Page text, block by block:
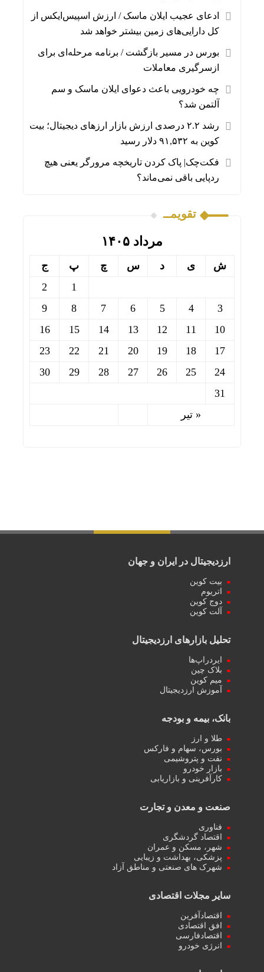
ادعای عجیب ایلان ماسک / ارزش اسپیس‌ایکس از
کل دارایی‌های زمین بیشتر خواهد شد
بورس در مسیر بازگشت / برنامه مرحله‌ای برای
ازسرگیری معاملات
چه خودرویی باعث دعوای ایلان ماسک و سم
آلتمن شد؟
رشد ۲.۲ درصدی ارزش بازار ارزهای دیجیتال؛ بیت‌
کوین به ۹۱,۵۳۲ دلار رسید
فکت‌چک| پاک کردن تاریخچه مرورگر یعنی هیچ
ردپایی باقی نمی‌ماند؟
تقویمــ
مرداد ۱۴۰۵
ش ی د س چ پ ج
« تیر
1
2
3
4
5
6
7
8
9
10
11
12
13
14
15
16
17
18
19
20
21
22
23
24
25
26
27
28
29
30
31
بیت کوین
دوج کوین
آلت کوین
تحلیل بازارهای ارزدیجیتال
ایردراپ‌ها
میم کوین‌
آموزش ارزدیجیتال
بانک، بیمه و بودجه
طلا و ارز
نفت و پتروشیمی
بازار خودرو
صنعت و معدن و تجارت
فناوری
شهر، مسکن و عمران
پزشکی، بهداشت و زیبایی
سایر مجلات اقتصادی
اقتصادآفرین
اقتصادفارسی
انرژی خودرو
سایر منابع
ایران مدلب